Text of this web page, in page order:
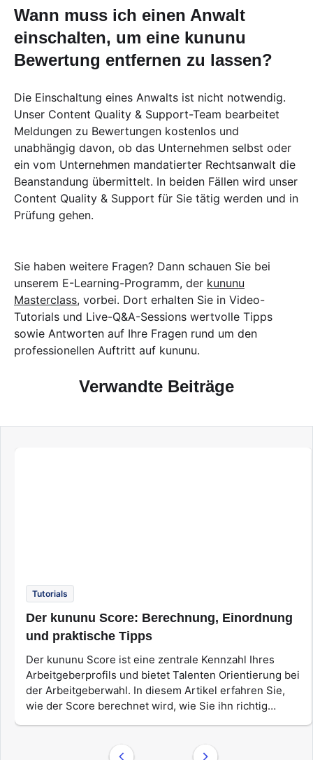
Wann muss ich einen Anwalt
einschalten, um eine kununu
Bewertung entfernen zu lassen?
Die Einschaltung eines Anwalts ist nicht notwendig.
Unser Content Quality & Support-Team bearbeitet
Meldungen zu Bewertungen kostenlos und
unabhängig davon, ob das Unternehmen selbst oder
ein vom Unternehmen mandatierter Rechtsanwalt die
Beanstandung übermittelt. In beiden Fällen wird unser
Content Quality & Support für Sie tätig werden und in
Prüfung gehen.
Sie haben weitere Fragen? Dann schauen Sie bei
unserem E-Learning-Programm, der kununu
Masterclass, vorbei. Dort erhalten Sie in Video-
Tutorials und Live-Q&A-Sessions wertvolle Tipps
sowie Antworten auf Ihre Fragen rund um den
professionellen Auftritt auf kununu.
Verwandte Beiträge
Tutorials
Der kununu Score: Berechnung, Einordnung
und praktische Tipps
Der kununu Score ist eine zentrale Kennzahl Ihres
Arbeitgeberprofils und bietet Talenten Orientierung bei
der Arbeitgeberwahl. In diesem Artikel erfahren Sie,
wie der Score berechnet wird, wie Sie ihn richtig
Außerdem zeigen wir Ihnen, wie Sie den kununu Score